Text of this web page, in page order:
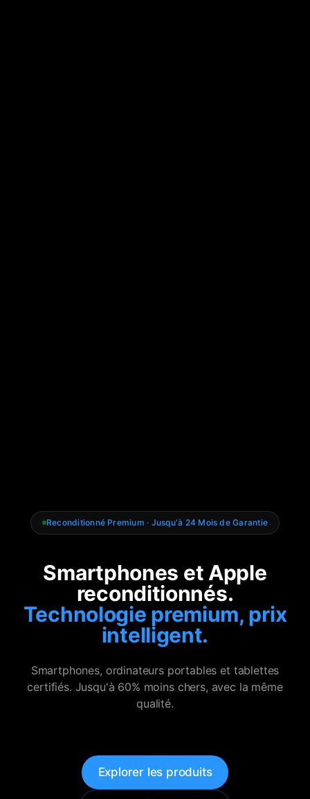
Reconditionné Premium · Jusqu'à 24 Mois de Garantie
Smartphones et Apple
reconditionnés.
Technologie premium, prix
intelligent.
Smartphones, ordinateurs portables et tablettes
certifiés. Jusqu'à 60% moins chers, avec la même
qualité.
Explorer les produits